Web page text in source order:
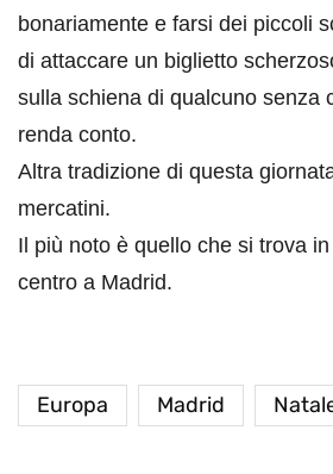
bonariamente e farsi dei piccoli
di attaccare un biglietto
sulla schiena di qualcuno senza
renda conto.
Altra tradizione di questa
mercatini.
Il più noto è quello che si trova in
centro a Madrid.
Europa Madrid